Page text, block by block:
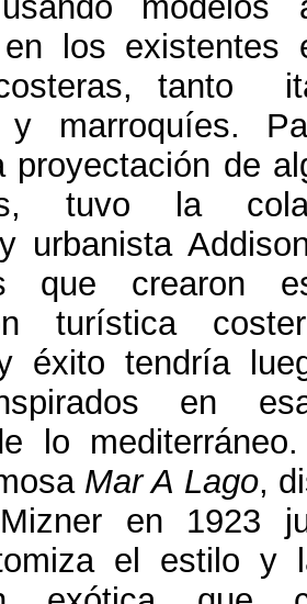
en los existentes
,tanto
y marroquíes.
proyectación de
, tuvo la
urbanista
que crearon
turística
éxito tendría
en
lo mediterráneo
Mar A Lago,
en 1923
el estilo y